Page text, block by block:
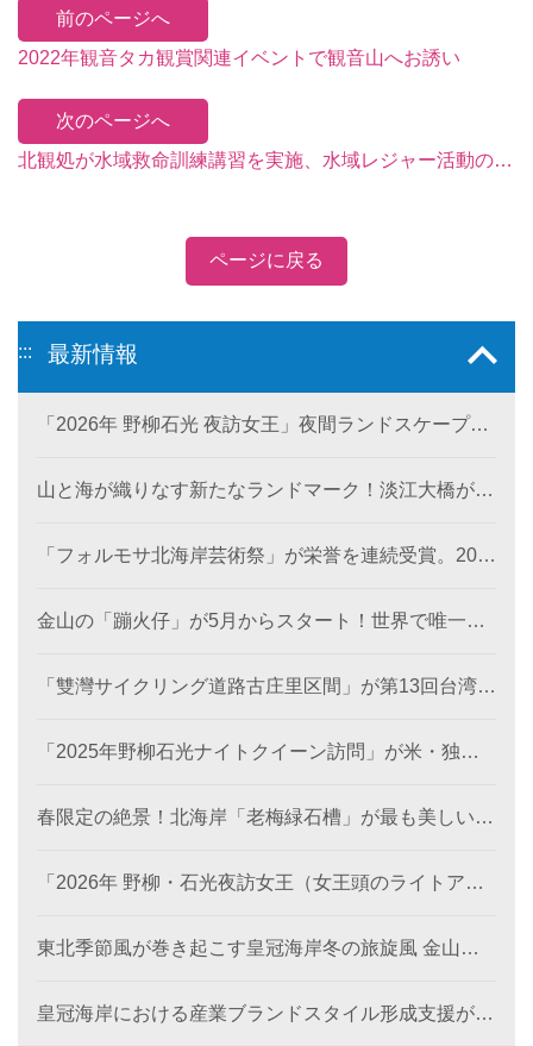
前のページへ
2022年観音タカ観賞関連イベントで観音山へお誘い
次のページへ
北観処が水域救命訓練講習を実施、水域レジャー活動の安全性を高める
ページに戻る
::: 最新情報
「2026年 野柳石光 夜訪女王」夜間ランドスケープ美
山と海が織りなす新たなランドマーク！淡江大橋が観
「フォルモサ北海岸芸術祭」が栄誉を連続受賞。202
もに2026年アメリカ「MUSEデザインアワード（金
金山の「蹦火仔」が5月からスタート！世界で唯一の
「雙灣サイクリング道路古庄里区間」が第13回台湾景
「2025年野柳石光ナイトクイーン訪問」が米・独・
ワーを照らす
春限定の絶景！北海岸「老梅緑石槽」が最も美しい季
「2026年 野柳・石光夜訪女王（女王頭のライトアッ
デジタル作品の公募が本日より開始、世界中から代表
東北季節風が巻き起こす皇冠海岸冬の旅旋風 金山・
皇冠海岸における産業ブランドスタイル形成支援が成